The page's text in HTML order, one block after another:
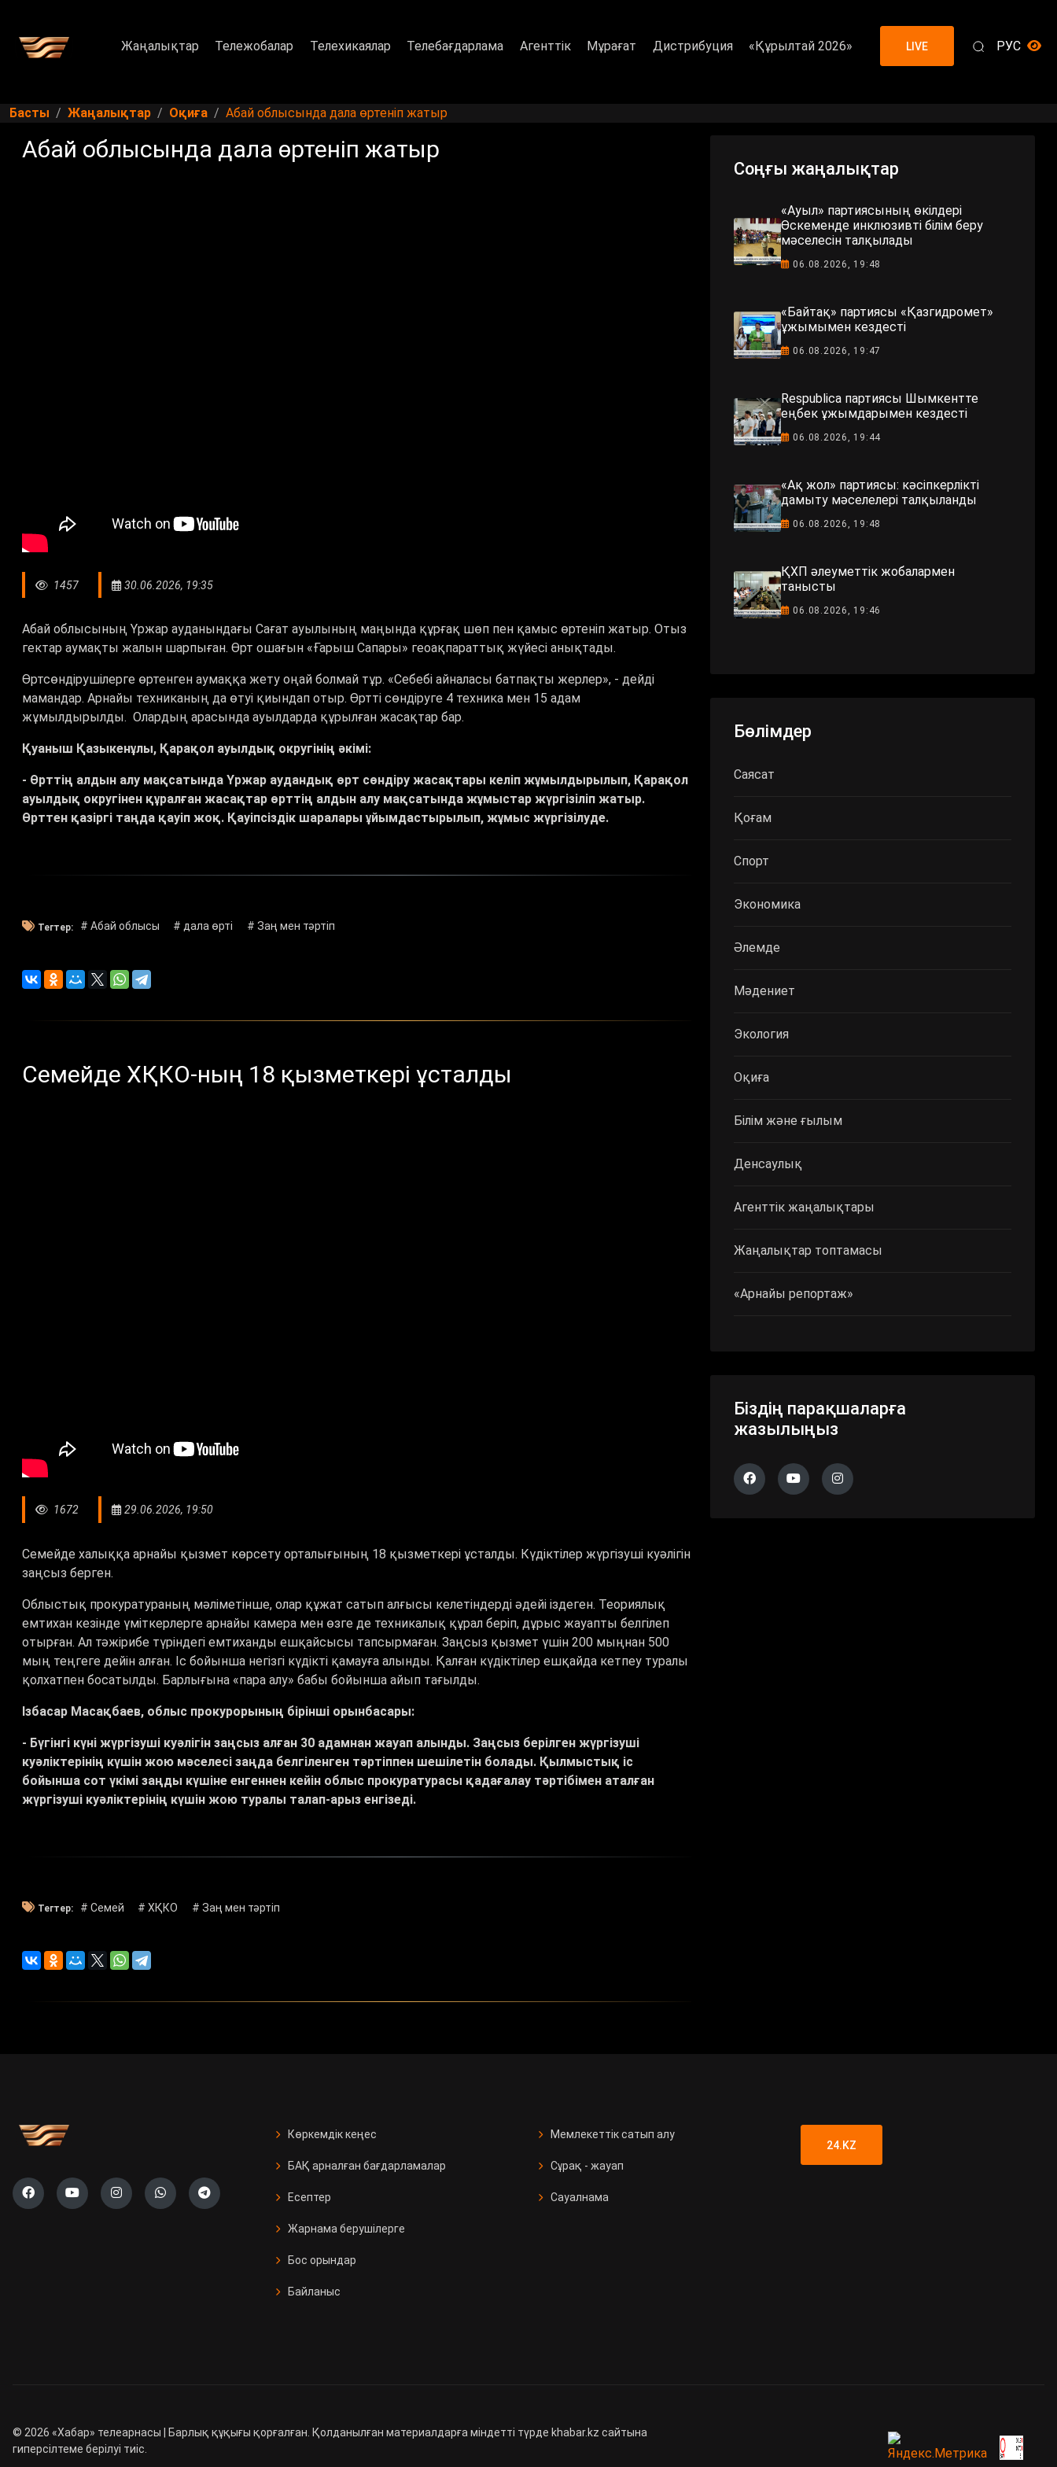
Жаңалықтар Тележобалар Телехикаялар Телебағдарлама Агенттік Мұрағат Дистрибуция «Құрылтай 2026» LIVE РУС
Басты Жаңалықтар Оқиға Абай облысында дала өртеніп жатыр
Абай облысында дала өртеніп жатыр
1457 30.06.2026, 19:35
Абай облысының Үржар ауданындағы Сағат ауылының маңында құрғақ шөп пен қамыс өртеніп жатыр. Отыз
гектар аумақты жалын шарпыған. Өрт ошағын «Ғарыш Сапары» геоақпараттық жүйесі анықтады.
Өртсөндірушілерге өртенген аумаққа жету оңай болмай тұр. «Себебі айналасы батпақты жерлер», - дейді
мамандар. Арнайы техниканың да өтуі қиындап отыр. Өртті сөндіруге 4 техника мен 15 адам
жұмылдырылды. Олардың арасында ауылдарда құрылған жасақтар бар.
Қуаныш Қазыкенұлы, Қарақол ауылдық округінің әкімі:
- Өрттің алдын алу мақсатында Үржар аудандық өрт сөндіру жасақтары келіп жұмылдырылып, Қарақол
ауылдық округінен құралған жасақтар өрттің алдын алу мақсатында жұмыстар жүргізіліп жатыр.
Өрттен қазіргі таңда қауіп жоқ. Қауіпсіздік шаралары ұйымдастырылып, жұмыс жүргізілуде.
Тегтер: # Абай облысы # дала өрті # Заң мен тәртіп
Семейде ХҚКО-ның 18 қызметкері ұсталды
1672 29.06.2026, 19:50
Семейде халыққа арнайы қызмет көрсету орталығының 18 қызметкері ұсталды. Күдіктілер жүргізуші куәлігін
заңсыз берген.
Облыстық прокуратураның мәліметінше, олар құжат сатып алғысы келетіндерді әдейі іздеген. Теориялық
емтихан кезінде үміткерлерге арнайы камера мен өзге де техникалық құрал беріп, дұрыс жауапты белгілеп
отырған. Ал тәжірибе түріндегі емтиханды ешқайсысы тапсырмаған. Заңсыз қызмет үшін 200 мыңнан 500
мың теңгеге дейін алған. Іс бойынша негізгі күдікті қамауға алынды. Қалған күдіктілер ешқайда кетпеу туралы
қолхатпен босатылды. Барлығына «пара алу» бабы бойынша айып тағылды.
Ізбасар Масақбаев, облыс прокурорының бірінші орынбасары:
- Бүгінгі күні жүргізуші куәлігін заңсыз алған 30 адамнан жауап алынды. Заңсыз берілген жүргізуші
куәліктерінің күшін жою мәселесі заңда белгіленген тәртіппен шешілетін болады. Қылмыстық іс
бойынша сот үкімі заңды күшіне енгеннен кейін облыс прокуратурасы қадағалау тәртібімен аталған
жүргізуші куәліктерінің күшін жою туралы талап-арыз енгізеді.
Тегтер: # Семей # ХҚКО # Заң мен тәртіп
Соңғы жаңалықтар
«Ауыл» партиясының өкілдері
Өскеменде инклюзивті білім беру
мәселесін талқылады
06.08.2026, 19:48
«Байтақ» партиясы «Қазгидромет»
ұжымымен кездесті
06.08.2026, 19:47
Respublica партиясы Шымкентте
еңбек ұжымдарымен кездесті
06.08.2026, 19:44
«Ақ жол» партиясы: кәсіпкерлікті
дамыту мәселелері талқыланды
06.08.2026, 19:48
ҚХП әлеуметтік жобалармен
танысты
06.08.2026, 19:46
Бөлімдер
Саясат
Қоғам
Спорт
Экономика
Әлемде
Мәдениет
Экология
Оқиға
Білім және ғылым
Денсаулық
Агенттік жаңалықтары
Жаңалықтар топтамасы
«Арнайы репортаж»
Біздің парақшаларға
жазылыңыз
Көркемдік кеңес
БАҚ арналған бағдарламалар
Есептер
Жарнама берушілерге
Бос орындар
Байланыс
Мемлекеттік сатып алу
Сұрақ - жауап
Сауалнама
24.KZ
© 2026 «Хабар» телеарнасы | Барлық құқығы қорғалған. Қолданылған материалдарға міндетті түрде khabar.kz сайтына
гиперсілтеме берілуі тиіс.